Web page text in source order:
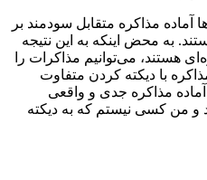
آماده مذاکره متقابل سودمند بر
به محض اینکه به این نتیجه
هستند، می‌توانیم مذاکرات را
با دیکته کردن متفاوت
مذاکره جدی و واقعی
و من کسی نیستم که به دیکته